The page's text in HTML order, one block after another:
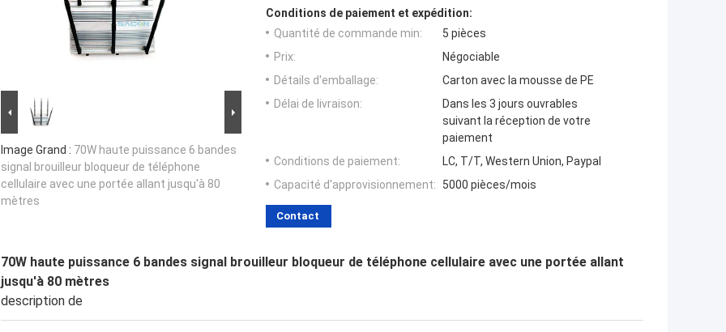
Image Grand : 70W haute puissance 6 bandes
signal brouilleur bloqueur de téléphone
cellulaire avec une portée allant jusqu'à 80
mètres
Conditions de paiement et expédition:
Quantité de commande min:
5 pièces
Prix:
Négociable
Détails d'emballage:
Carton avec la mousse de PE
Délai de livraison:
Dans les 3 jours ouvrables
suivant la réception de votre
paiement
Conditions de paiement:
LC, T/T, Western Union, Paypal
Capacité d'approvisionnement:
5000 pièces/mois
Contact
70W haute puissance 6 bandes signal brouilleur bloqueur de téléphone cellulaire avec une portée allant
jusqu'à 80 mètres
description de